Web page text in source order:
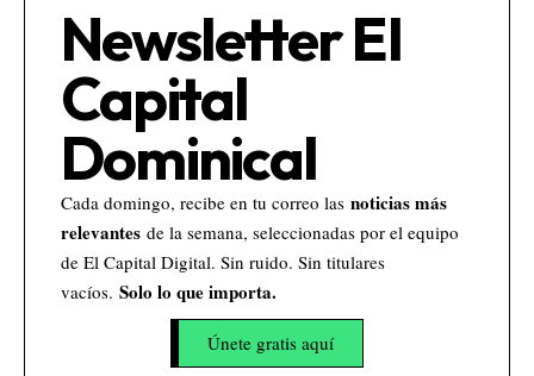
Newsletter El
Capital
Dominical
Cada domingo, recibe en tu correo las noticias más
relevantes de la semana, seleccionadas por el equipo
de El Capital Digital. Sin ruido. Sin titulares
vacíos. Solo lo que importa.
Únete gratis aquí